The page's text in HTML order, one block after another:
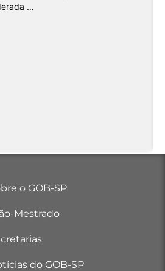
…
o GOB-SP
Mestrado
do GOB-SP